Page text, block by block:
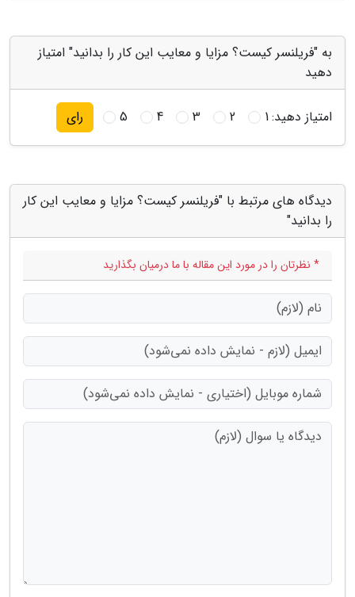
به "فریلنسر کیست؟ مزایا و معایب این کار را بدانید" امتیاز
دهید
امتیاز دهید:1
2
3
4
5 رای
دیدگاه های مرتبط با "فریلنسر کیست؟ مزایا و معایب این کار
را بدانید"
* نظرتان را در مورد این مقاله با ما درمیان بگذارید